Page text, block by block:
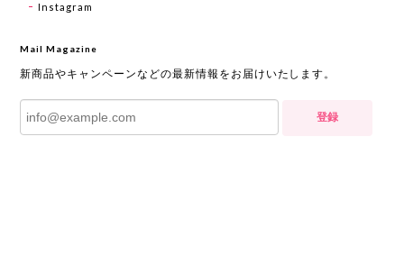
Instagram
Mail Magazine
新商品やキャンペーンなどの最新情報をお届けいたします。
登録